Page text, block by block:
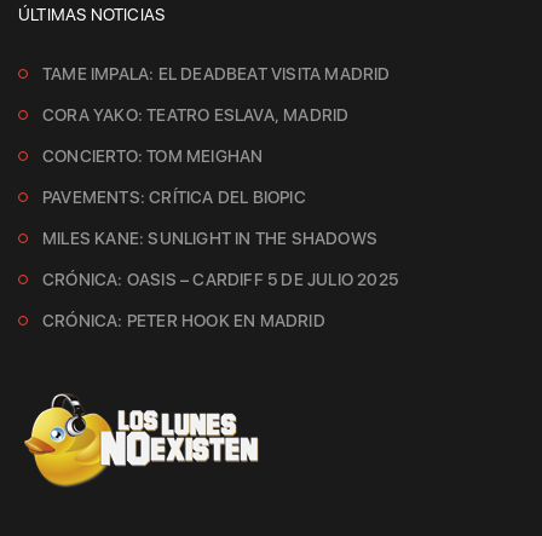
ÚLTIMAS NOTICIAS
TAME IMPALA: EL DEADBEAT VISITA MADRID
CORA YAKO: TEATRO ESLAVA, MADRID
CONCIERTO: TOM MEIGHAN
PAVEMENTS: CRÍTICA DEL BIOPIC
MILES KANE: SUNLIGHT IN THE SHADOWS
CRÓNICA: OASIS – CARDIFF 5 DE JULIO 2025
CRÓNICA: PETER HOOK EN MADRID